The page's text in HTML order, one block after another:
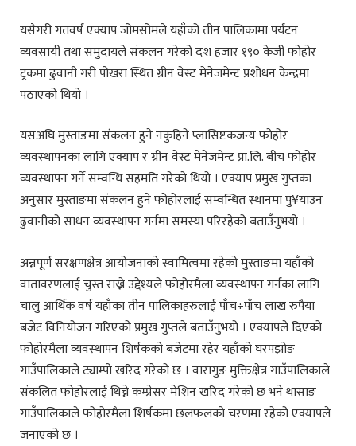
यसैगरी गतवर्ष एक्याप जोमसोमले यहाँको तीन पालिकामा पर्यटन
व्यवसायी तथा समुदायले संकलन गरेको दश हजार १९० केजी फोहोर
ट्रकमा ढुवानी गरी पोखरा स्थित ग्रीन वेस्ट मेनेजमेन्ट प्रशोधन केन्द्रमा
पठाएको थियो ।
यसअघि मुस्ताङमा संकलन हुने नकुहिने प्लासिष्टकजन्य फोहोर
व्यवस्थापनका लागि एक्याप र ग्रीन वेस्ट मेनेजमेन्ट प्रा.लि. बीच फोहोर
व्यवस्थापन गर्ने सम्वन्धि सहमति गरेको थियो । एक्याप प्रमुख गुप्तका
अनुसार मुस्ताङमा संकलन हुने फोहोरलाई सम्वन्धित स्थानमा पु¥याउन
ढुवानीको साधन व्यवस्थापन गर्नमा समस्या परिरहेको बताउँनुभयो ।
अन्नपूर्ण सरक्षणक्षेत्र आयोजनाको स्वामित्वमा रहेको मुस्ताङमा यहाँको
वातावरणलाई चुस्त राख्ने उद्देश्यले फोहोरमैला व्यवस्थापन गर्नका लागि
चालु आर्थिक वर्ष यहाँका तीन पालिकाहरुलाई पाँच÷पाँच लाख रुपैया
बजेट विनियोजन गरिएको प्रमुख गुप्तले बताउँनुभयो । एक्यापले दिएको
फोहोरमैला व्यवस्थापन शिर्षकको बजेटमा रहेर यहाँको घरपझोङ
गाउँपालिकाले ट्याम्पो खरिद गरेको छ । वारागुङ मुक्तिक्षेत्र गाउँपालिकाले
संकलित फोहोरलाई थिच्ने कम्प्रेसर मेशिन खरिद गरेको छ भने थासाङ
गाउँपालिकाले फोहोरमैला शिर्षकमा छलफलको चरणमा रहेको एक्यापले
जनाएको छ ।